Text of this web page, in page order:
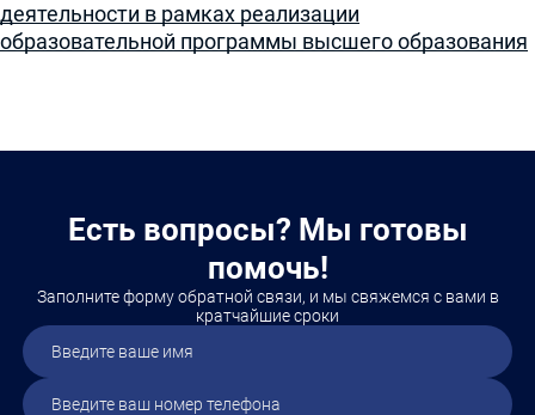
деятельности в рамках реализации
образовательной программы высшего образования
Есть вопросы? Мы готовы
помочь!
Заполните форму обратной связи, и мы свяжемся с вами в
кратчайшие сроки